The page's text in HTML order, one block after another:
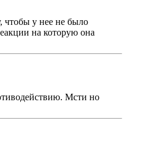
чтобы у нее не было
на которую она
Мсти но